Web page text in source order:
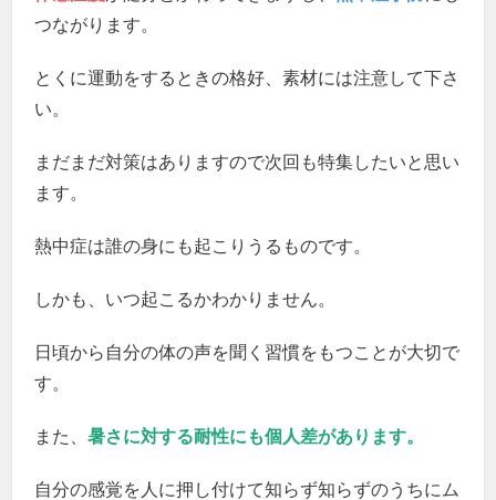
つながります。
とくに運動をするときの格好、素材には注意して下さ
い。
まだまだ対策はありますので次回も特集したいと思い
ます。
熱中症は誰の身にも起こりうるものです。
しかも、いつ起こるかわかりません。
日頃から自分の体の声を聞く習慣をもつことが大切で
す。
また、暑さに対する耐性にも個人差があります。
自分の感覚を人に押し付けて知らず知らずのうちにム